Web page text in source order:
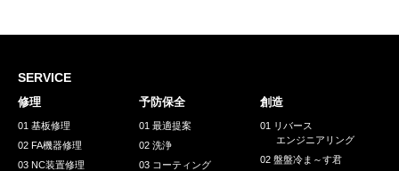
GREEN CHALLENGE
環境への取り組み
お問い合わせ 発送先
SERVICE
修理
01 基板修理
02 FA機器修理
03 NC装置修理
予防保全
01 最適提案
02 洗浄
03 コーティング
創造
01 リバース
エンジニアリング
02 盤盤冷ま～す君